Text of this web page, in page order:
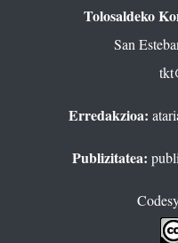
Tolosaldeko
San
Erredakzioa:
Publizitatea: